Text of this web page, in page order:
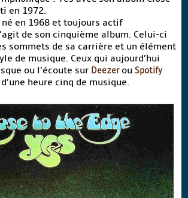
Le Bloc Note
en 1972.
né en 1968 et toujours actif
de son cinquième album. Celui-ci
sommets de sa carrière et un élément
de musique. Ceux qui aujourd’hui
ou l’écoute sur Deezerou Spotify
heure cinq de musique.